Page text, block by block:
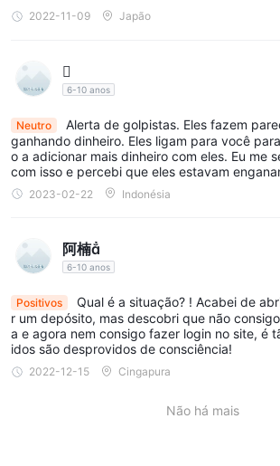
2022-11-09 Japão

6-10 anos
Neutro
Alerta de golpistas. Eles fazem
ganhando dinheiro. Eles ligam para você
o a adicionar mais dinheiro com eles. Eu me
com isso e percebi que eles estavam
2023-02-22 Indonésia
阿楠
6-10 anos
Positivos
Qual é a situação? ! Acabei de
r um depósito, mas descobri que não
a e agora nem consigo fazer login no site, é
idos são desprovidos de consciência!
2022-12-15 Cingapura
Não há mais